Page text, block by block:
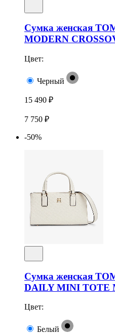
Сумка женская
MODERN
Цвет:
Черный
15 490 ₽
7 750 ₽
-50%
Сумка женская
DAILY MINI TOTE
Цвет:
Белый